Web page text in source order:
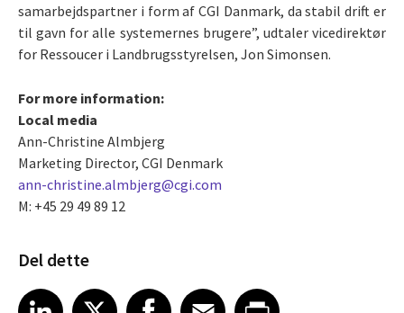
samarbejdspartner i form af CGI Danmark, da stabil drift er
til gavn for alle systemernes brugere”, udtaler vicedirektør
for Ressoucer i Landbrugsstyrelsen, Jon Simonsen.
For more information:
Local media
Ann-Christine Almbjerg
Marketing Director, CGI Denmark
ann-christine.almbjerg@cgi.com
M: +45 29 49 89 12
Del dette
Share article on LinkedIn
LinkedIn
Share article on XShare article on Facebook
Facebook
Share article on Email
EmailShare article on Print